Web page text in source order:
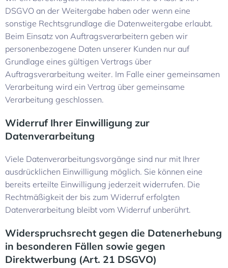
DSGVO an der Weitergabe haben oder wenn eine
sonstige Rechtsgrundlage die Datenweitergabe erlaubt.
Beim Einsatz von Auftragsverarbeitern geben wir
personenbezogene Daten unserer Kunden nur auf
Grundlage eines gültigen Vertrags über
Auftragsverarbeitung weiter. Im Falle einer gemeinsamen
Verarbeitung wird ein Vertrag über gemeinsame
Verarbeitung geschlossen.
Widerruf Ihrer Einwilligung zur
Datenverarbeitung
Viele Datenverarbeitungsvorgänge sind nur mit Ihrer
ausdrücklichen Einwilligung möglich. Sie können eine
bereits erteilte Einwilligung jederzeit widerrufen. Die
Rechtmäßigkeit der bis zum Widerruf erfolgten
Datenverarbeitung bleibt vom Widerruf unberührt.
Widerspruchsrecht gegen die Datenerhebung
in besonderen Fällen sowie gegen
Direktwerbung (Art. 21 DSGVO)